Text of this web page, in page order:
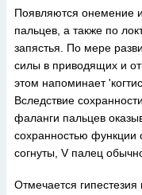
Появляются онемение
пальцев, а также по
запястья. По мере
силы в приводящих и
этом напоминает
Вследствие
фаланги пальцев
сохранностью функции
согнуты, V палец
Отмечается